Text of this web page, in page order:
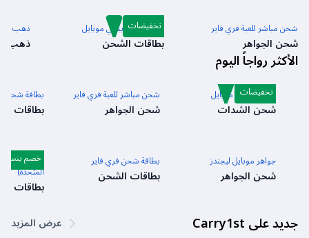
شحن مباشر للعبة فري فاير
شحن الجواهر
بطاقة شحن ببجي موبايل
بطاقات الشحن
تخفيضات ذهب
ذهب
الأكثر رواجاً اليوم
شدات ببجي موبايل
شحن الشدات
تخفيضات شحن مباشر للعبة فري فاير
شحن الجواهر
بطاقة شحن
بطاقات
جواهر موبايل ليجندز
شحن الجواهر
بطاقة شحن فري فاير
بطاقات الشحن
بطاقة شحن
المتحدة)
بطاقات
خصم بنسبة 3%
جديد على Carry1st عرض المزيد